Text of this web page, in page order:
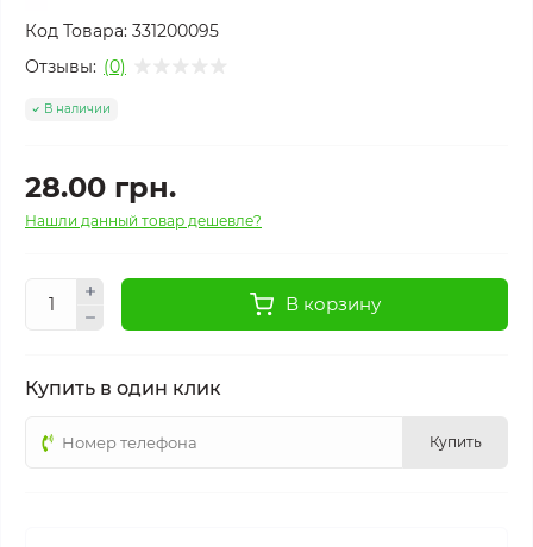
Код Товара: 331200095
Отзывы: (0)
В наличии
28.00 грн.
Нашли данный товар дешевле?
В корзину
Купить в один клик
Купить